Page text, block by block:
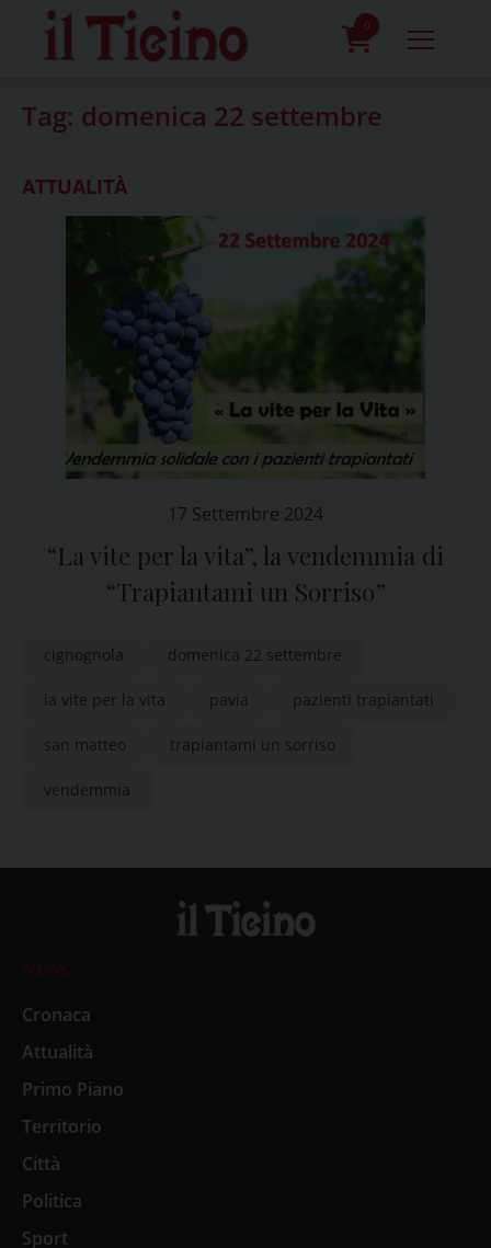
content
0
Tag: domenica 22 settembre
ATTUALITÀ
17 Settembre 2024
“La vite per la vita”, la vendemmia di
“Trapiantami un Sorriso”
cignognola domenica 22 settembre
la vite per la vita pavia pazienti trapiantati
san matteo trapiantami un sorriso
vendemmia
News
Cronaca
Attualità
Primo Piano
Territorio
Città
Politica
Sport